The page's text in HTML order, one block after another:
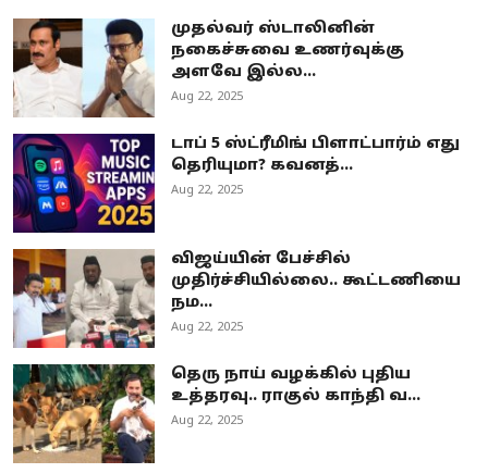
முதல்வர் ஸ்டாலினின்
நகைச்சுவை உணர்வுக்கு
அளவே இல்ல...
Aug 22, 2025
டாப் 5 ஸ்ட்ரீமிங் பிளாட்பார்ம் எது
தெரியுமா? கவனத்...
Aug 22, 2025
விஜய்யின் பேச்சில்
முதிர்ச்சியில்லை.. கூட்டணியை
நம...
Aug 22, 2025
தெரு நாய் வழக்கில் புதிய
உத்தரவு.. ராகுல் காந்தி வ...
Aug 22, 2025